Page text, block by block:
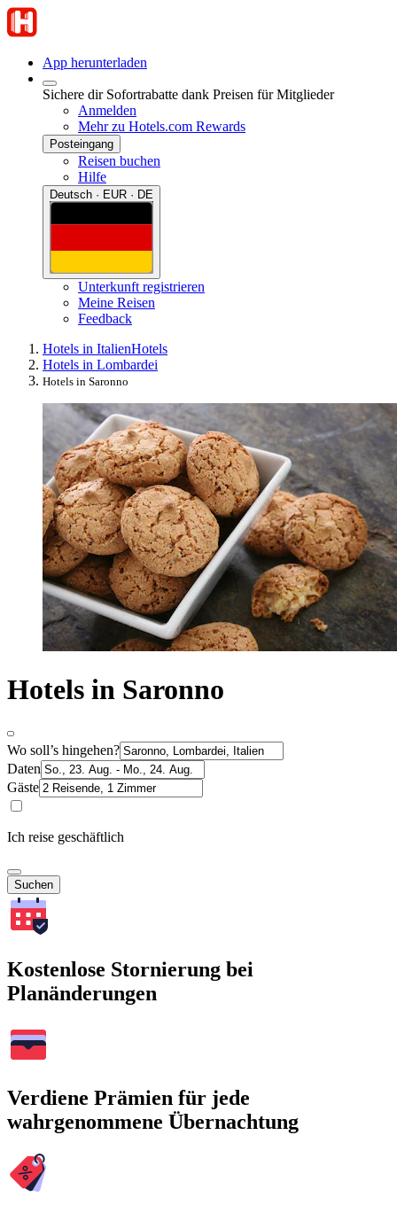
App herunterladen
Sichere dir Sofortrabatte dank Preisen für Mitglieder
Anmelden
Mehr zu Hotels.com Rewards
Posteingang
Reisen buchen
Hilfe
Deutsch · EUR · DE
Unterkunft registrieren
Meine Reisen
Feedback
Hotels in ItalienHotels
Hotels in Lombardei
Hotels in Saronno
Hotels in Saronno
Wo soll’s hingehen?
Daten
Gäste
Ich reise geschäftlich
Suchen
Kostenlose Stornierung bei
Planänderungen
Verdiene Prämien für jede
wahrgenommene Übernachtung